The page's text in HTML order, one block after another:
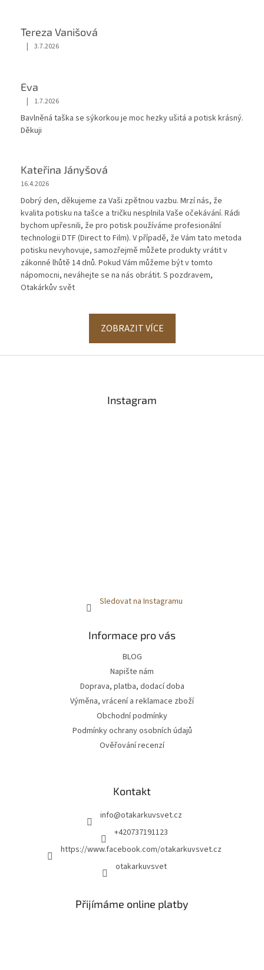
Tereza Vanišová
Hodnocení obchodu je 5 z 5 hvězdiček.
| 3.7.2026
Eva
Hodnocení obchodu je 5 z 5 hvězdiček.
| 1.7.2026
Bavlněná taška se sýkorkou je moc hezky ušitá a potisk krásný.
Děkuji
Kateřina Jányšová
16.4.2026
Dobrý den, děkujeme za Vaši zpětnou vazbu. Mrzí nás, že
kvalita potisku na tašce a tričku nesplnila Vaše očekávání. Rádi
bychom upřesnili, že pro potisk používáme profesionální
technologii DTF (Direct to Film). V případě, že Vám tato metoda
potisku nevyhovuje, samozřejmě můžete produkty vrátit v
zákonné lhůtě 14 dnů. Pokud Vám můžeme být v tomto
nápomocni, neváhejte se na nás obrátit. S pozdravem,
Otakárkův svět
ZOBRAZIT VÍCE
Instagram
Sledovat na Instagramu
Informace pro vás
BLOG
Napište nám
Doprava, platba, dodací doba
Výměna, vrácení a reklamace zboží
Obchodní podmínky
Podmínky ochrany osobních údajů
Ověřování recenzí
Kontakt
info@otakarkuvsvet.cz
+420737191123
https://www.facebook.com/otakarkuvsvet.cz
otakarkuvsvet
Přijímáme online platby